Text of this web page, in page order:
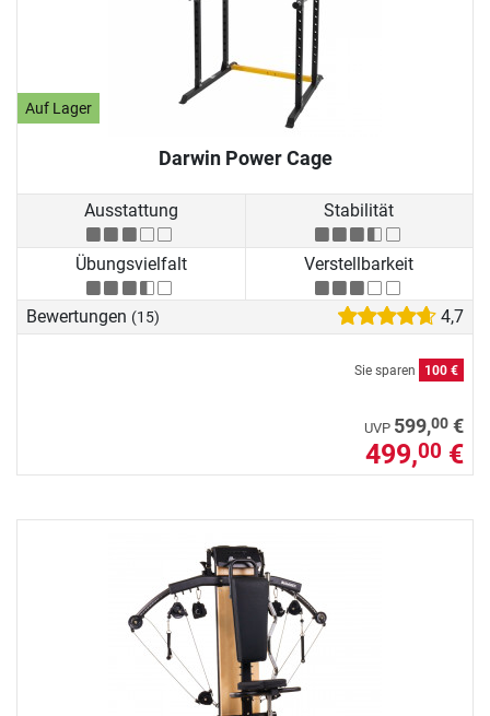
Auf Lager
Darwin Power Cage
Ausstattung Stabilität
Übungsvielfalt Verstellbarkeit
Bewertungen (15) 4,7
Sie sparen 100 €
UVP 599,00 €
499,00 €